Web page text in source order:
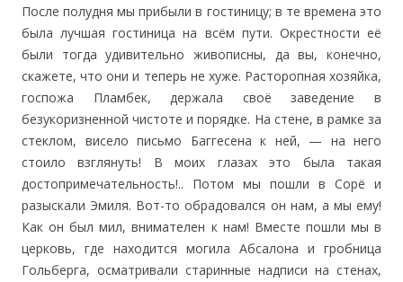
После полудня мы прибыли в гостиницу; в те времена это
была лучшая гостиница на всём пути. Окрестности её
были тогда удивительно живописны, да вы, конечно,
скажете, что они и теперь не хуже. Расторопная хозяйка,
госпожа Пламбек, держала своё заведение в
безукоризненной чистоте и порядке. На стене, в рамке за
стеклом, висело письмо Баггесена к ней, — на него
стоило взглянуть! В моих глазах это была такая
достопримечательность!.. Потом мы пошли в Сорё и
разыскали Эмиля. Вот-то обрадовался он нам, а мы ему!
Как он был мил, внимателен к нам! Вместе пошли мы в
церковь, где находится могила Абсалона и гробница
Гольберга, осматривали старинные надписи на стенах,